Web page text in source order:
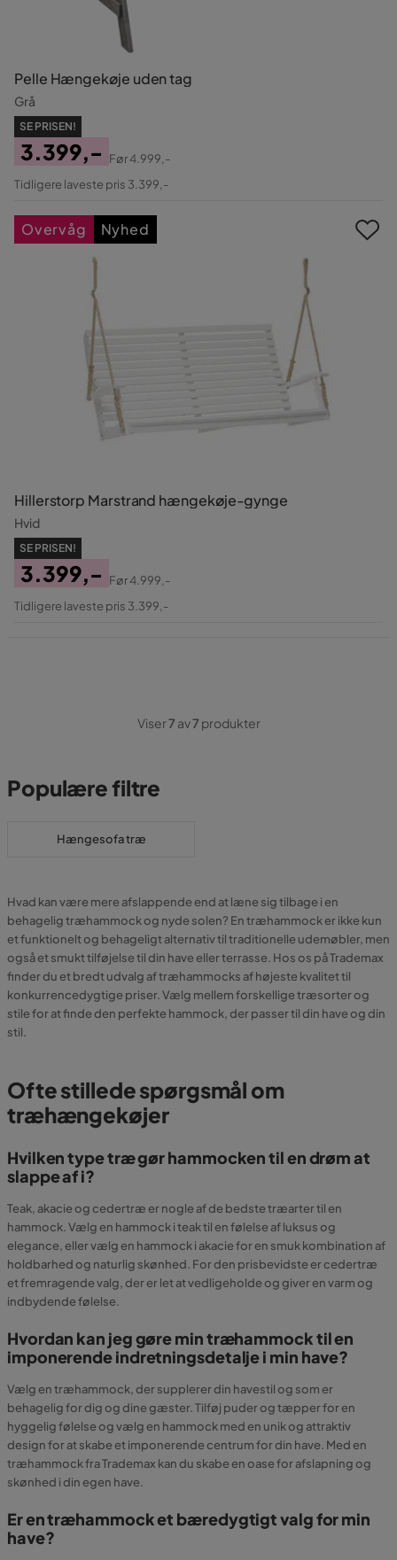
Pelle Hængekøje uden tag
Grå
SE PRISEN!
Pris
3.399,-
Original
Før4.999,-
Tidligere laveste pris 3.399,-
Hillerstorp Marstrand hængekøje-gynge
Hvid
SE PRISEN!
Pris
3.399,-
Original
Før4.999,-
Tidligere laveste pris 3.399,-
Overvåg Nyhed
Viser7 av7 produkter
Populære filtre
Hængesofa træ
Hvad kan være mere afslappende end at læne sig tilbage i en
behagelig træhammock og nyde solen? En træhammock er ikke kun
et funktionelt og behageligt alternativ til traditionelle udemøbler, men
også et smukt tilføjelse til din have eller terrasse. Hos os på Trademax
finder du et bredt udvalg af træhammocks af højeste kvalitet til
konkurrencedygtige priser. Vælg mellem forskellige træsorter og
stile for at finde den perfekte hammock, der passer til din have og din
stil.
Ofte stillede spørgsmål om
træhængekøjer
Hvilken type træ gør hammocken til en drøm at
slappe af i?
Teak, akacie og cedertræ er nogle af de bedste træarter til en
hammock. Vælg en hammock i teak til en følelse af luksus og
elegance, eller vælg en hammock i akacie for en smuk kombination af
holdbarhed og naturlig skønhed. For den prisbevidste er cedertræ
et fremragende valg, der er let at vedligeholde og giver en varm og
indbydende følelse.
Hvordan kan jeg gøre min træhammock til en
imponerende indretningsdetalje i min have?
Vælg en træhammock, der supplerer din havestil og som er
behagelig for dig og dine gæster. Tilføj puder og tæpper for en
hyggelig følelse og vælg en hammock med en unik og attraktiv
design for at skabe et imponerende centrum for din have. Med en
træhammock fra Trademax kan du skabe en oase for afslapning og
skønhed i din egen have.
Er en træhammock et bæredygtigt valg for min
have?